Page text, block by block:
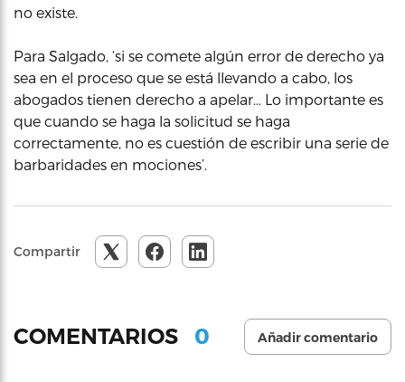
no existe.
Para Salgado, ‘si se comete algún error de derecho ya
sea en el proceso que se está llevando a cabo, los
abogados tienen derecho a apelar… Lo importante es
que cuando se haga la solicitud se haga
correctamente, no es cuestión de escribir una serie de
barbaridades en mociones’.
Compartir
COMENTARIOS 0 Añadir comentario